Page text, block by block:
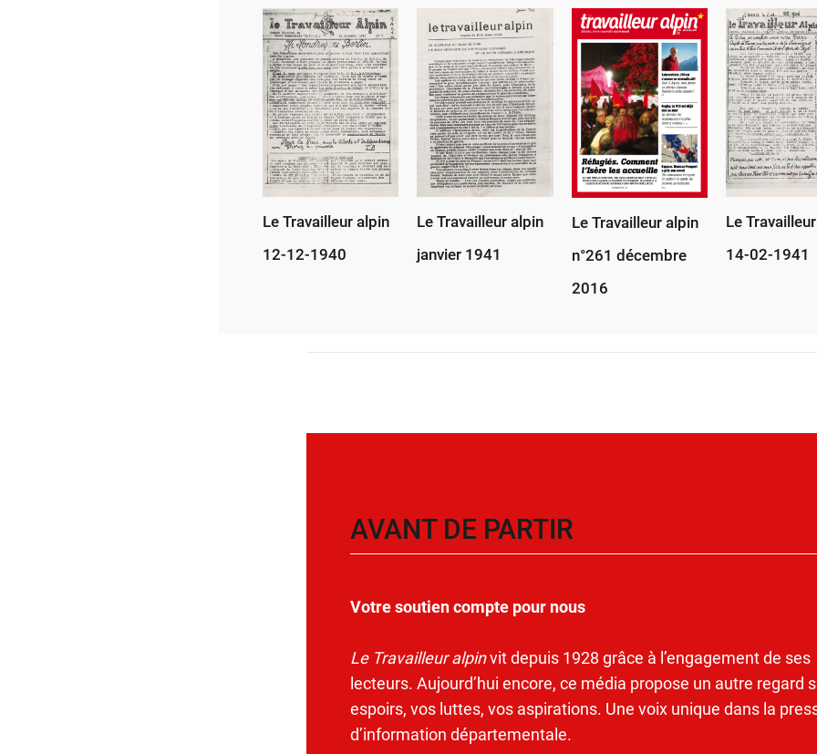
Le Travailleur alpin
12-12-1940
Le Travailleur alpin
janvier 1941
Le Travailleur alpin
n°261 décembre
2016
Le
14-02-1941
AVANT DE PARTIR
Votre soutien compte pour nous
Le Travailleur alpinvit depuis 1928 grâce à l’engagement de ses
lecteurs. Aujourd’hui encore, ce média propose un autre regard
espoirs, vos luttes, vos aspirations. Une voix unique dans la
d’information départementale.